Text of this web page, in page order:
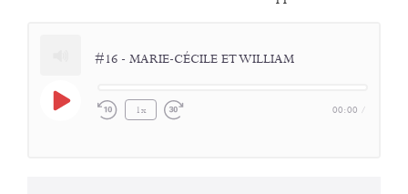
#16 - MARIE-CÉCILE ET WILLIAM
Play
Rewind1x
Fast
00:00 /